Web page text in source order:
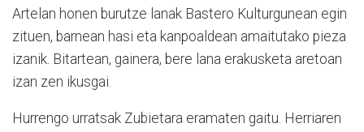
Artelan honen burutze lanak Bastero Kulturgunean egin
zituen, barnean hasi eta kanpoaldean amaitutako pieza
izanik. Bitartean, gainera, bere lana erakusketa aretoan
izan zen ikusgai.
Hurrengo urratsak Zubietara eramaten gaitu. Herriaren